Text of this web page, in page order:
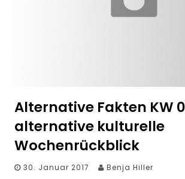
Alternative Fakten KW
alternative kulturelle
Wochenrückblick
30. Januar 2017 Benja Hiller